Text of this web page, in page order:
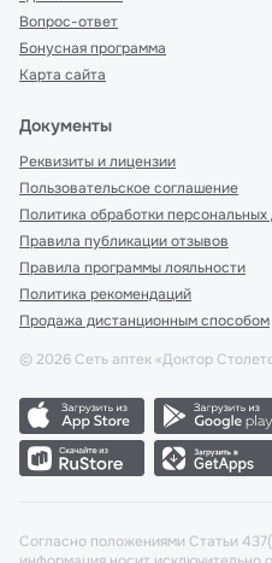
Вопрос-ответ
Бонусная программа
Карта сайта
Документы
Реквизиты и лицензии
Пользовательское соглашение
Политика обработки персональных
Правила публикации отзывов
Правила программы лояльности
Политика рекомендаций
Продажа дистанционным способом
© 2026 Сеть аптек «Доктор
Согласно положениями Статьи